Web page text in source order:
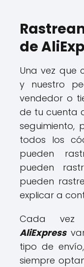
de
Una vez que
y nuestro
vendedor o
de tu cuenta
seguimiento,
todos los
pueden
pueden
pueden
explicar a
Cada vez
AliExpress
tipo de
siempre